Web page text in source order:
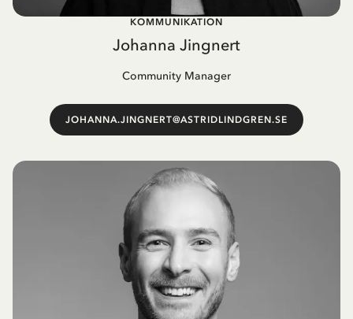
KOMMUNIKATION
Johanna Jingnert
Community Manager
JOHANNA.JINGNERT@ASTRIDLINDGREN.SE